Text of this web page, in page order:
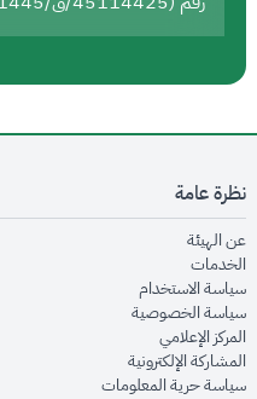
نظرة عامة
عن الهيئةopens in new window
الخدماتopens in new window
سياسة الاستخدام
سياسة الخصوصيةin new window
المركز الإعلاميopens in new window
المشاركة الإلكترونيةin new window
سياسة حرية المعلوماتnew window